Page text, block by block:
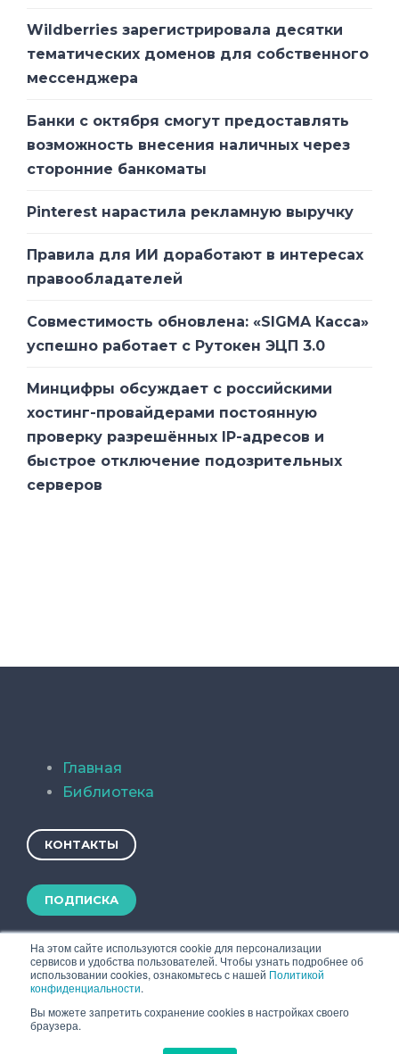
На этом сайте используются cookie для персонализации
сервисов и удобства пользователей. Чтобы узнать подробнее об
использовании cookies, ознакомьтесь с нашей Политикой
конфиденциальности.
Вы можете запретить сохранение cookies в настройках своего
браузера.
По мнению чиновников из NTIA, любая
иностранная компания, доля
государства в которой превышает 10%,
должна подвергаться самой тщательной
проверке.
Wildberries зарегистрировала десятки
тематических доменов для собственного
мессенджера
Банки с октября смогут предоставлять
возможность внесения наличных через
сторонние банкоматы
Pinterest нарастила рекламную выручку
Правила для ИИ доработают в интересах
правообладателей
Совместимость обновлена: «SIGMA Касса»
успешно работает с Рутокен ЭЦП 3.0
Минцифры обсуждает с российскими
хостинг-провайдерами постоянную
проверку разрешённых IP-адресов и
быстрое отключение подозрительных
серверов
Главная
Библиотека
КОНТАКТЫ
ПОДПИСКА